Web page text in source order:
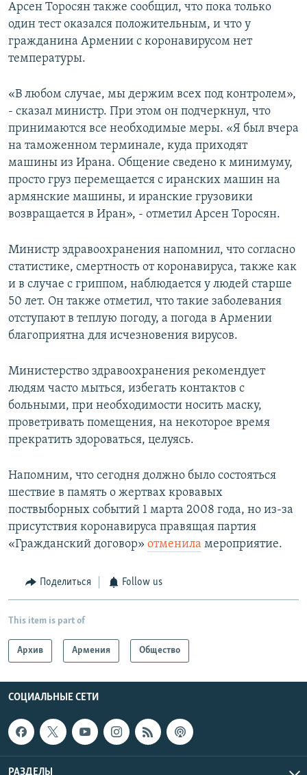
Арсен Торосян также сообщил, что пока только
один тест оказался положительным, и что у
гражданина Армении с коронавирусом нет
температуры.
«В любом случае, мы держим всех под контролем»,
- сказал министр. При этом он подчеркнул, что
принимаются все необходимые меры. «Я был вчера
на таможенном терминале, куда приходят
машины из Ирана. Общение сведено к минимуму,
просто груз перемещается с иранских машин на
армянские машины, и иранские грузовики
возвращается в Иран», - отметил Арсен Торосян.
Министр здравоохранения напомнил, что согласно
статистике, смертность от коронавируса, также как
и в случае с гриппом, наблюдается у людей старше
50 лет. Он также отметил, что такие заболевания
отступают в теплую погоду, а погода в Армении
благоприятна для исчезновения вирусов.
Министерство здравоохранения рекомендует
людям часто мыться, избегать контактов с
больными, при необходимости носить маску,
проветривать помещения, на некоторое время
прекратить здороваться, целуясь.
Напомним, что сегодня должно было состояться
шествие в память о жертвах кровавых
поствыборных событий 1 марта 2008 года, но из-за
присутствия коронавируса правящая партия
«Гражданский договор» отменила мероприятие.
Поделиться Follow us
This item is part of
Архив Армения Общество
СОЦИАЛЬНЫЕ СЕТИ
РАЗДЕЛЫ